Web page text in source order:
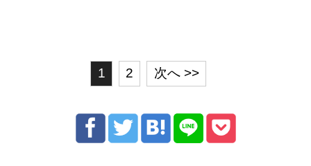
1 2 次へ >>